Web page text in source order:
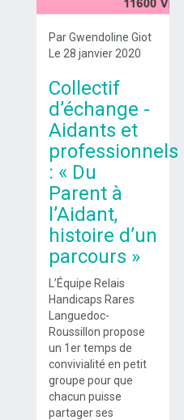
Par Gwendoline Giot
Le 28 janvier 2020
Collectif
d’échange -
Aidants et
professionnels
: « Du
Parent à
l’Aidant,
histoire d’un
parcours »
L’Équipe Relais
Handicaps Rares
Languedoc-
Roussillon propose
un 1er temps de
convivialité en petit
groupe pour que
chacun puisse
partager ses